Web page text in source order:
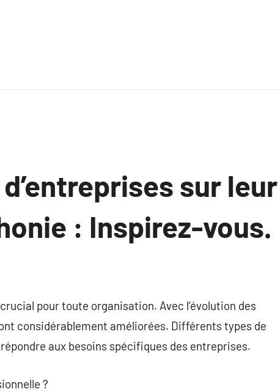
sur leur
: Inspirez-vous.
pour toute organisation. Avec l’évolution des
considérablement améliorées. Différents types de
aux besoins spécifiques des entreprises.
?